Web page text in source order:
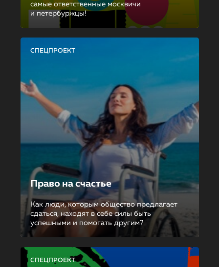
самые ответственные москвичи
и петербуржцы!
СПЕЦПРОЕКТ
Право на счастье
Как люди, которым общество предлагает
сдаться, находят в себе силы быть
успешными и помогать другим?
СПЕЦПРОЕКТ